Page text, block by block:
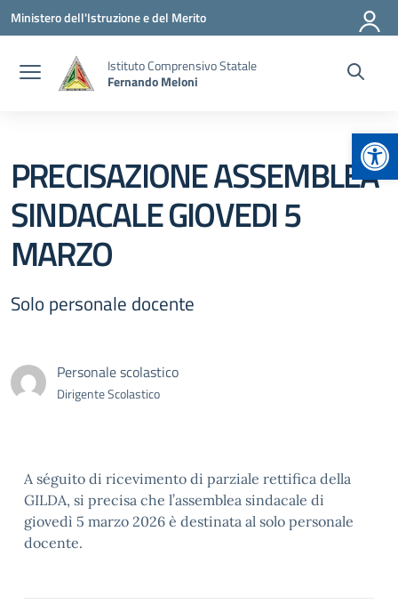
Vai ai contenuti
Vai al menu di navigazione
Vai al footer
Ministero dell'Istruzione e del Merito
Istituto Comprensivo Statale
Fernando Meloni
PRECISAZIONE ASSEMBLEA
SINDACALE GIOVEDI 5
MARZO
Solo personale docente
Personale scolastico
Dirigente Scolastico
A séguito di ricevimento di parziale rettifica della
GILDA, si precisa che l’assemblea sindacale di
giovedì 5 marzo 2026 è destinata al solo personale
docente.